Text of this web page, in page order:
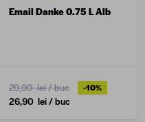
Email Danke 0.75 L Alb
29,90 lei/ buc -10%
26,90 lei/ buc